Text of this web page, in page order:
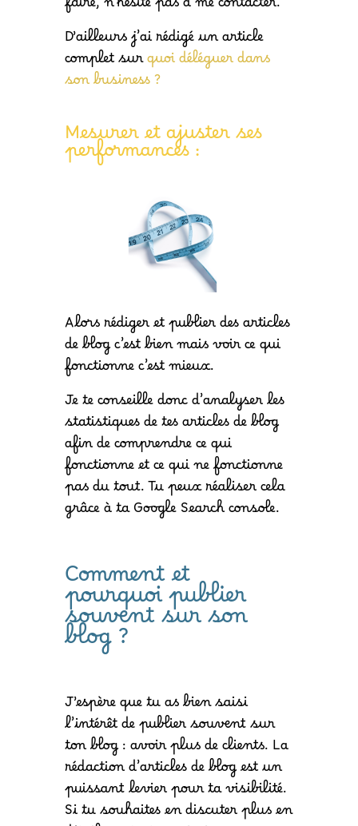
faire, n’hésite pas à me contacter.
D’ailleurs j’ai rédigé un article
complet surquoi déléguer dans
son business ?
Mesurer et ajuster ses
performances :
Alors rédiger et publier des articles
de blog c’est bien mais voir ce qui
fonctionne c’est mieux.
Je te conseille donc d’analyser les
statistiques de tes articles de blog
afin de comprendre ce qui
fonctionne et ce qui ne fonctionne
pas du tout. Tu peux réaliser cela
grâce à ta Google Search console.
Comment et
pourquoi publier
souvent sur son
blog ?
J’espère que tu as bien saisi
l’intérêt de publier souvent sur
ton blog : avoir plus de clients. La
rédaction d’articles de blog est un
puissant levier pour ta visibilité.
Si tu souhaites en discuter plus en